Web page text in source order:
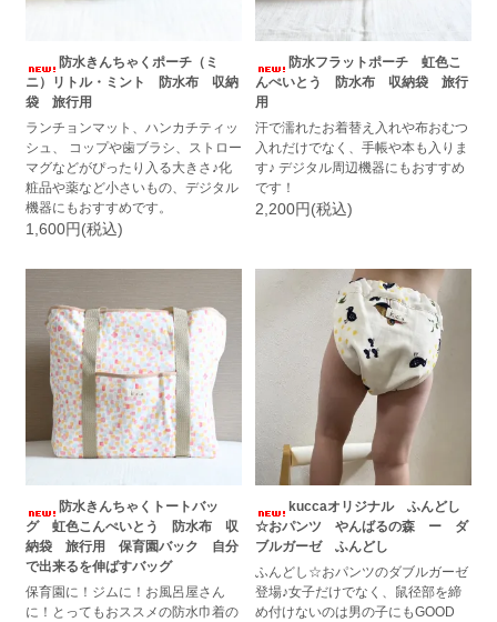
防水きんちゃくポーチ（ミ
ニ）リトル・ミント 防水布 収納
袋 旅行用
ランチョンマット、ハンカチティッ
シュ、 コップや歯ブラシ、ストロー
マグなどがぴったり入る大きさ♪化
粧品や薬など小さいもの、デジタル
機器にもおすすめです。
1,600円(税込)
防水フラットポーチ 虹色こ
んぺいとう 防水布 収納袋 旅行
用
汗で濡れたお着替え入れや布おむつ
入れだけでなく、手帳や本も入りま
す♪ デジタル周辺機器にもおすすめ
です！
2,200円(税込)
防水きんちゃくトートバッ
グ 虹色こんぺいとう 防水布 収
納袋 旅行用 保育園バック 自分
で出来るを伸ばすバッグ
保育園に！ジムに！お風呂屋さん
に！とってもおススメの防水巾着の
kuccaオリジナル ふんどし
☆おパンツ やんばるの森 ー ダ
ブルガーゼ ふんどし
ふんどし☆おパンツのダブルガーゼ
登場♪女子だけでなく、鼠径部を締
め付けないのは男の子にもGOOD